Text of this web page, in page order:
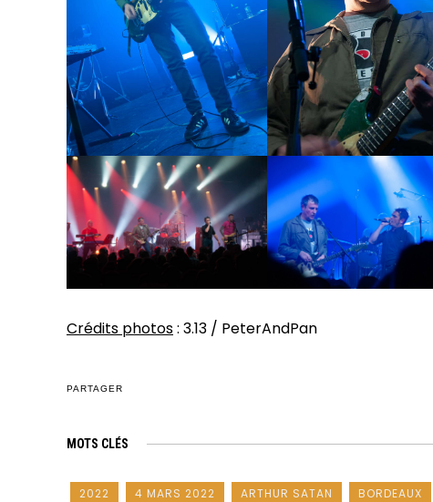
Crédits photos: 3.13 / PeterAndPan
PARTAGER
MOTS CLÉS
2022 4 MARS 2022 ARTHUR SATAN BORDEAUX